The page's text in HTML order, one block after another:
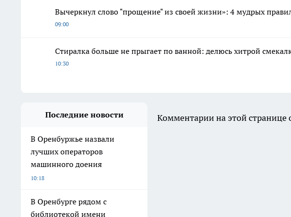
Вычеркнул слово "прощение" из своей жизни»: 4 мудрых
09:00
Стиралка больше не прыгает по ванной: делюсь хитрой
10:30
Последние новости
В Оренбуржье назвали
лучших операторов
машинного доения
10:18
В Оренбурге рядом с
библиотекой имени
Комментарии на этой странице